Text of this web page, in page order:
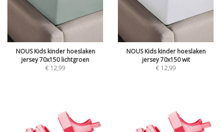
NOUS Kids kinder hoeslaken
jersey 70x150 lichtgroen
€ 12,99
NOUS Kids kinder hoeslaken
jersey 70x150 wit
€ 12,99